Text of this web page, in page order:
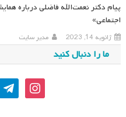
پیام دکتر نعمت‌الله فاضلی درباره
اجتماعی»
ژانویه 14, 2023 مدیر سایت
ما را دنبال کنید
instagram